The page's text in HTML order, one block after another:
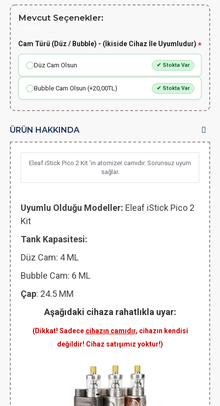
Mevcut Seçenekler:
Cam Türü (Düz / Bubble) - (İkiside Cihaz İle Uyumludur)
Düz Cam Olsun ✔ Stokta Var
Bubble Cam Olsun (+20,00TL) ✔ Stokta Var
ÜRÜN HAKKINDA
Eleaf iStick Pico 2 Kit 'in atomizer camıdır. Sorunsuz uyum
sağlar.
Uyumlu Olduğu Modeller: Eleaf iStick Pico 2
Kit
Tank Kapasitesi:
Düz Cam: 4 ML
Bubble Cam: 6 ML
Çap: 24.5 MM
Aşağıdaki cihaza rahatlıkla uyar:
(Dikkat! Sadece cihazın camıdır, cihazın kendisi
değildir! Cihaz satışımız yoktur!)